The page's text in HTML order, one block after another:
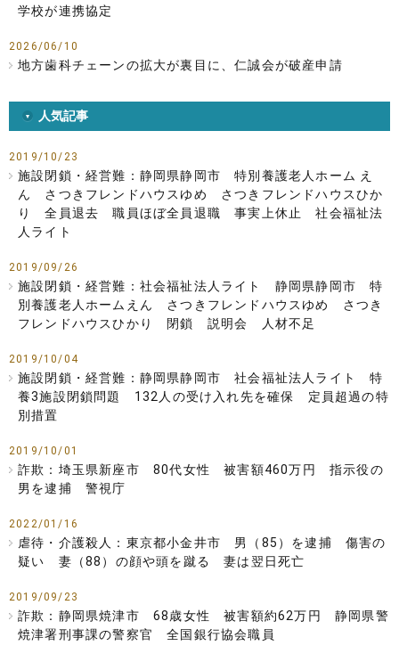
学校が連携協定
2026/06/10
地方歯科チェーンの拡大が裏目に、仁誠会が破産申請
人気記事
2019/10/23
施設閉鎖・経営難：静岡県静岡市 特別養護老人ホーム え
ん さつきフレンドハウスゆめ さつきフレンドハウスひか
り 全員退去 職員ほぼ全員退職 事実上休止 社会福祉法
人ライト
2019/09/26
施設閉鎖・経営難：社会福祉法人ライト 静岡県静岡市 特
別養護老人ホームえん さつきフレンドハウスゆめ さつき
フレンドハウスひかり 閉鎖 説明会 人材不足
2019/10/04
施設閉鎖・経営難：静岡県静岡市 社会福祉法人ライト 特
養3施設閉鎖問題 132人の受け入れ先を確保 定員超過の特
別措置
2019/10/01
詐欺：埼玉県新座市 80代女性 被害額460万円 指示役の
男を逮捕 警視庁
2022/01/16
虐待・介護殺人：東京都小金井市 男（85）を逮捕 傷害の
疑い 妻（88）の顔や頭を蹴る 妻は翌日死亡
2019/09/23
詐欺：静岡県焼津市 68歳女性 被害額約62万円 静岡県警
焼津署刑事課の警察官 全国銀行協会職員